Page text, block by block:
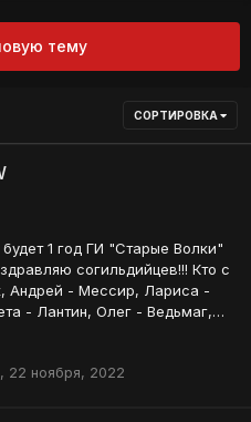
тему
СОРТИРОВКА
согильдийцев!!! Кто с
Андрей - Мессир, Лариса -
- Лантин, Олег - Ведьмаг,
- Ленавия. Не так
PS: Ники данных
быть у нас несколько
, 22 ноября, 2022